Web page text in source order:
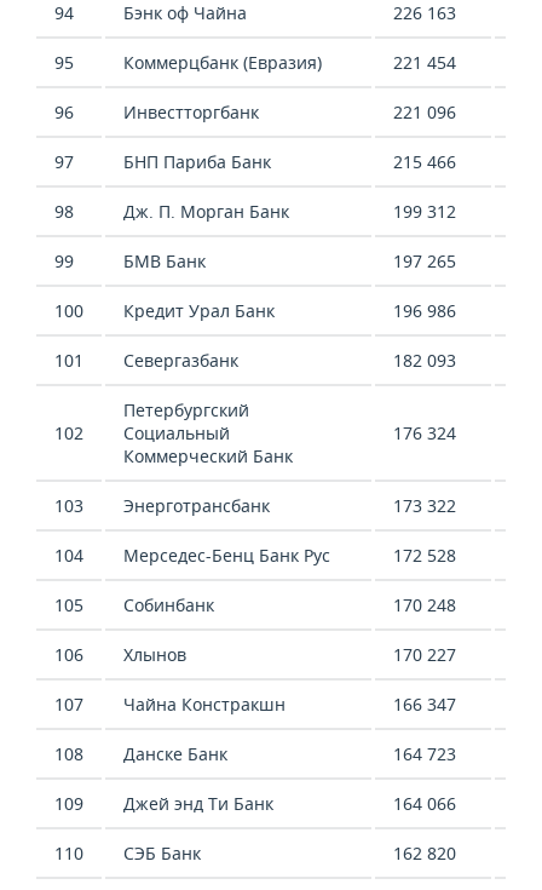
94 Бэнк оф Чайна 226 163
95 Коммерцбанк (Евразия) 221 454
96 Инвестторгбанк 221 096
97 БНП Париба Банк 215 466
98 Дж. П. Морган Банк 199 312
99 БМВ Банк 197 265
100 Кредит Урал Банк 196 986
101 Севергазбанк 182 093
102
Петербургский
Социальный
Коммерческий Банк
176 324
103 Энерготрансбанк 173 322
104 Мерседес-Бенц Банк Рус 172 528
105 Собинбанк 170 248
106 Хлынов 170 227
107 Чайна Констракшн 166 347
108 Данске Банк 164 723
109 Джей энд Ти Банк 164 066
110 СЭБ Банк 162 820